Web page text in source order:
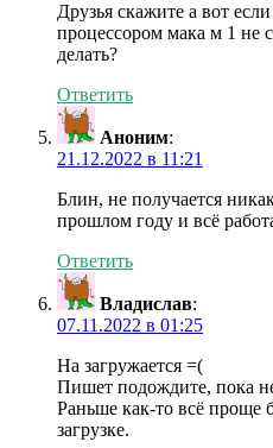
Друзья скажите а вот
процессором мака м 1 не
делать?
Ответить
Аноним:
21.12.2022 в 11:21
Блин, не получается
прошлом году и всё
Ответить
Владислав:
07.11.2022 в 01:25
На загружается =(
Пишет подождите, пока
Раньше как-то всё проще
загрузке.